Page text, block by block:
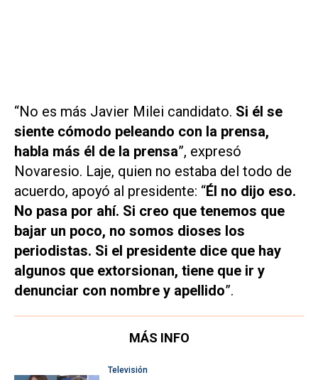
“No es más Javier Milei candidato. Si él se
siente cómodo peleando con la prensa,
habla más él de la prensa”, expresó
Novaresio. Laje, quien no estaba del todo de
acuerdo, apoyó al presidente: “Él no dijo eso.
No pasa por ahí. Si creo que tenemos que
bajar un poco, no somos dioses los
periodistas. Si el presidente dice que hay
algunos que extorsionan, tiene que ir y
denunciar con nombre y apellido”.
MÁS INFO
Televisión